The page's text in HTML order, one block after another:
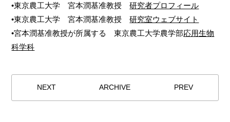
•東京農工大学 宮本潤基准教授研究者プロフィール
•東京農工大学 宮本潤基准教授研究室ウェブサイト
•宮本潤基准教授が所属する 東京農工大学農学部応用生物
科学科
NEXT ARCHIVE PREV